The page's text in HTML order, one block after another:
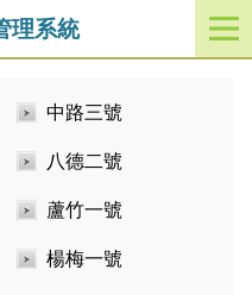
理系統
開
啟
中路三號
八德二號
蘆竹一號
楊梅一號